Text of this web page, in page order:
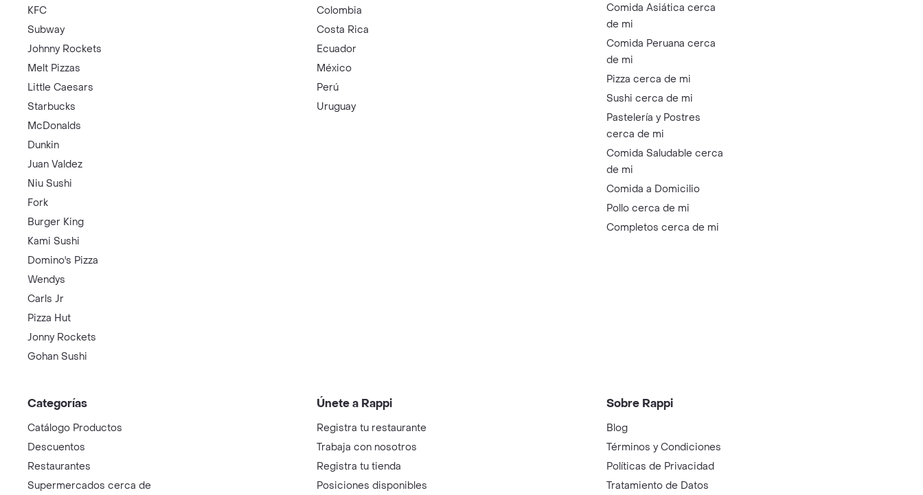
KFC
Subway
Johnny Rockets
Melt Pizzas
Little Caesars
Starbucks
McDonalds
Dunkin
Juan Valdez
Niu Sushi
Fork
Burger King
Kami Sushi
Domino's Pizza
Wendys
Carls Jr
Pizza Hut
Jonny Rockets
Gohan Sushi
Colombia
Costa Rica
Ecuador
México
Perú
Uruguay
Comida Asiática cerca
de mi
Comida Peruana cerca
de mi
Pizza cerca de mi
Sushi cerca de mi
Pastelería y Postres
cerca de mi
Comida Saludable cerca
de mi
Comida a Domicilio
Pollo cerca de mi
Completos cerca de mi
Categorías
Catálogo Productos
Descuentos
Restaurantes
Supermercados cerca de
Únete a Rappi
Registra tu restaurante
Trabaja con nosotros
Registra tu tienda
Posiciones disponibles
Sobre Rappi
Blog
Términos y Condiciones
Políticas de Privacidad
Tratamiento de Datos